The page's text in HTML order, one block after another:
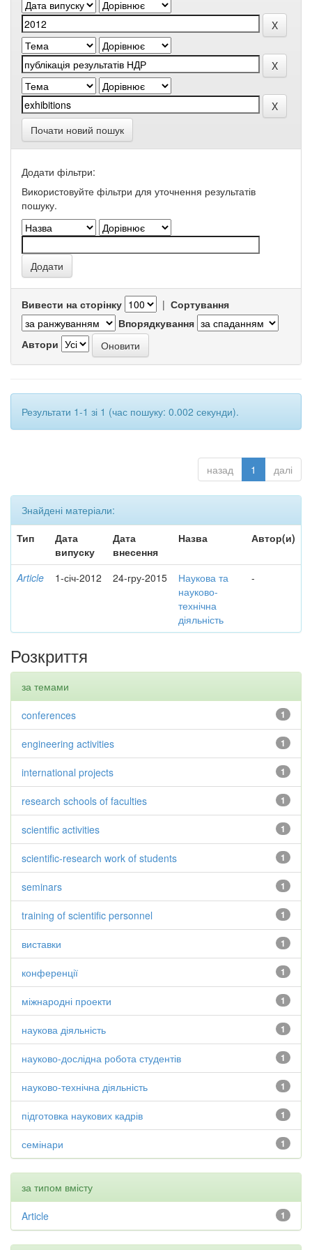
Почати новий пошук
Додати фільтри:
Використовуйте фільтри для уточнення результатів
пошуку.
Вивести на сторінку | Сортування
Впорядкування
Автори
Результати 1-1 зі 1 (час пошуку: 0.002 секунди).
назад 1 далі
Знайдені матеріали:
Тип
Дата
випуску
Дата
внесення
Назва Автор(и)
Article 1-січ-2012 24-гру-2015
Наукова та
науково-
технічна
діяльність
-
Розкриття
за темами
1
conferences
1
engineering activities
1
international projects
1
research schools of faculties
1
scientific activities
1
scientific-research work of students
1
seminars
1
training of scientific personnel
1
виставки
1
конференції
1
міжнародні проекти
1
наукова діяльність
1
науково-дослідна робота студентів
1
науково-технічна діяльність
1
підготовка наукових кадрів
1
семінари
за типом вмісту
1
Article